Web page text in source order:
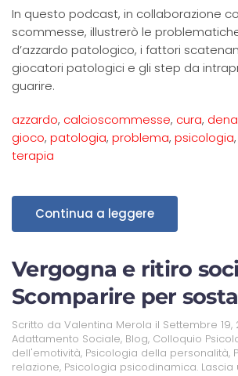
In questo podcast, in collaborazione
scommesse, illustrerò le
d’azzardo patologico, i fattori
giocatori patologici e gli step da
guarire.
azzardo, calcioscommesse, cura,
gioco, patologia, problema, psicologia,
terapia
Continua a leggere
Vergogna e ritiro
Scomparire per
Scritto da Valentina Merola il Settembre 19,
Adattamento Sociale, Blog, Colloquio
dell'emotività, Psicologia della personalità,
relazione, Psicologia psicodinamica.